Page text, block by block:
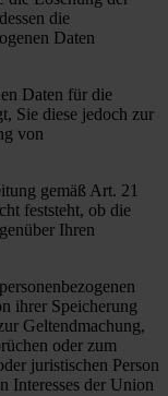
die
Daten
Daten für die
Sie diese jedoch zur
von
gemäß Art. 21
feststeht, ob die
Ihren
ihrer Speicherung
Geltendmachung,
oder zum
juristischen Person
Interesses der Union